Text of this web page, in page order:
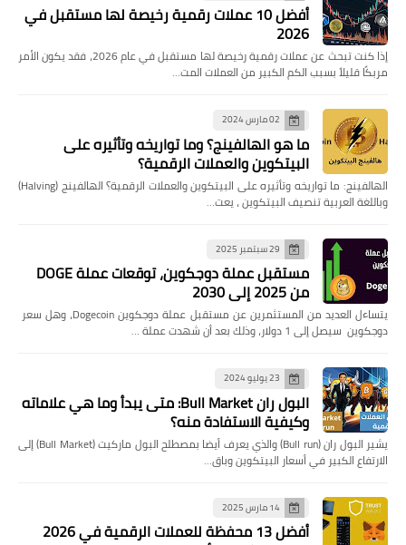
أفضل 10 عملات رقمية رخيصة لها مستقبل في
2026
إذا كنت تبحث عن عملات رقمية رخيصة لها مستقبل في عام 2026، فقد يكون الأمر
مربكًا قليلاً بسبب الكم الكبير من العملات المت…
02 مارس 2024
ما هو الهالفينج؟ وما تواريخه وتأثيره على
البيتكوين والعملات الرقمية؟
الهالفينج: ما تواريخه وتأثيره على البيتكوين والعملات الرقمية؟ الهالفينج (Halving)
وباللغة العربية تنصيف البيتكوين ، يعت…
29 سبتمبر 2025
مستقبل عملة دوجكوين، توقعات عملة DOGE
من 2025 إلى 2030
يتساءل العديد من المستثمرين عن مستقبل عملة دوجكوين Dogecoin، وهل سعر
دوجكوين سيصل إلى 1 دولار، وذلك بعد أن شهدت عملة …
23 يوليو 2024
البول ران Bull Market: متى يبدأ وما هي علاماته
وكيفية الاستفادة منه؟
يشير البول ران (Bull run) والذي يعرف أيضا بمصطلح البول ماركيت (Bull Market) إلى
الارتفاع الكبير في أسعار البيتكوين وباق…
14 مارس 2025
أفضل 13 محفظة للعملات الرقمية في 2026